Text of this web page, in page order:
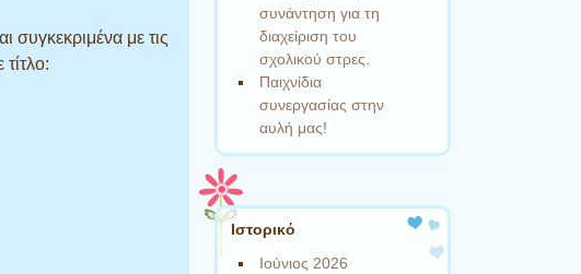
με τις
συνάντηση για τη
διαχείριση του
σχολικού στρες.
Παιχνίδια
συνεργασίας στην
αυλή μας!
Ιστορικό
Ιούνιος 2026